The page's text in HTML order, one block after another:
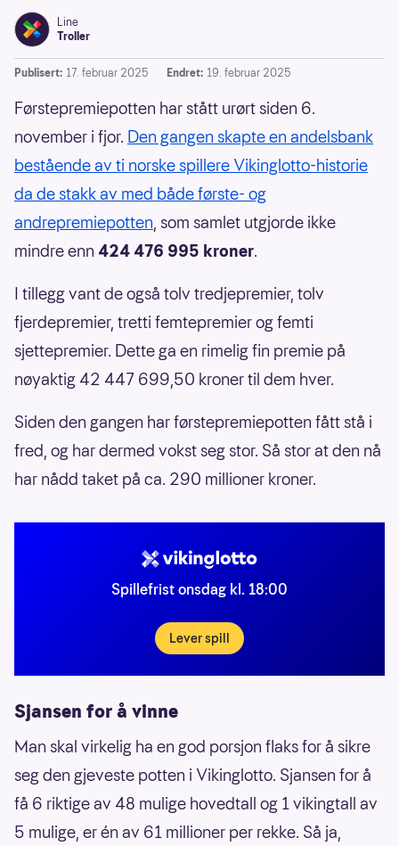
Line
Troller
Publisert: 17. februar 2025 Endret: 19. februar 2025
Førstepremiepotten har stått urørt siden 6.
november i fjor. Den gangen skapte en andelsbank
bestående av ti norske spillere Vikinglotto-historie
da de stakk av med både første- og
andrepremiepotten, som samlet utgjorde ikke
mindre enn 424 476 995 kroner.
I tillegg vant de også tolv tredjepremier, tolv
fjerdepremier, tretti femtepremier og femti
sjettepremier. Dette ga en rimelig fin premie på
nøyaktig 42 447 699,50 kroner til dem hver.
Siden den gangen har førstepremiepotten fått stå i
fred, og har dermed vokst seg stor. Så stor at den nå
har nådd taket på ca. 290 millioner kroner.
Spillefrist onsdag kl. 18:00
Lever spill
Sjansen for å vinne
Man skal virkelig ha en god porsjon flaks for å sikre
seg den gjeveste potten i Vikinglotto. Sjansen for å
få 6 riktige av 48 mulige hovedtall og 1 vikingtall av
5 mulige, er én av 61 millioner per rekke. Så ja,